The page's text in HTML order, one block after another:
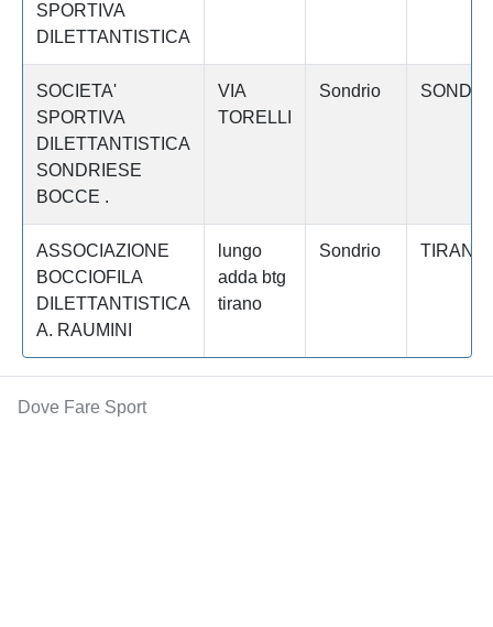
SPORTIVA
DILETTANTISTICA
SOCIETA'
SPORTIVA
DILETTANTISTICA
SONDRIESE
BOCCE .
VIA
TORELLI
Sondrio
ASSOCIAZIONE
BOCCIOFILA
DILETTANTISTICA
A. RAUMINI
lungo
adda btg
tirano
Sondrio TIRANO
Dove Fare Sport